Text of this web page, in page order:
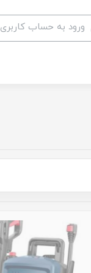
ورود به حساب کاربری